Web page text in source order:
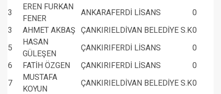
3
EREN FURKAN
FENER
ANKARAFERDİ LİSANS
0
3
AHMET AKBAŞ ÇANKIRIELDİVAN BELEDİYE S.K0
5
HASAN
GÜLEŞEN
ÇANKIRIFERDİ LİSANS
0
6
FATİH ÖZGEN ÇANKIRIFERDİ LİSANS
0
7
MUSTAFA
KOYUN
ÇANKIRIELDİVAN BELEDİYE S.K0